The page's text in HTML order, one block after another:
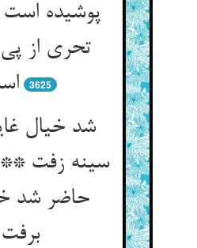
پوشیده
تحری از پی
است‌‌
3625
شد خیال
سینه زفت
حاضر شد
برفت‌‌